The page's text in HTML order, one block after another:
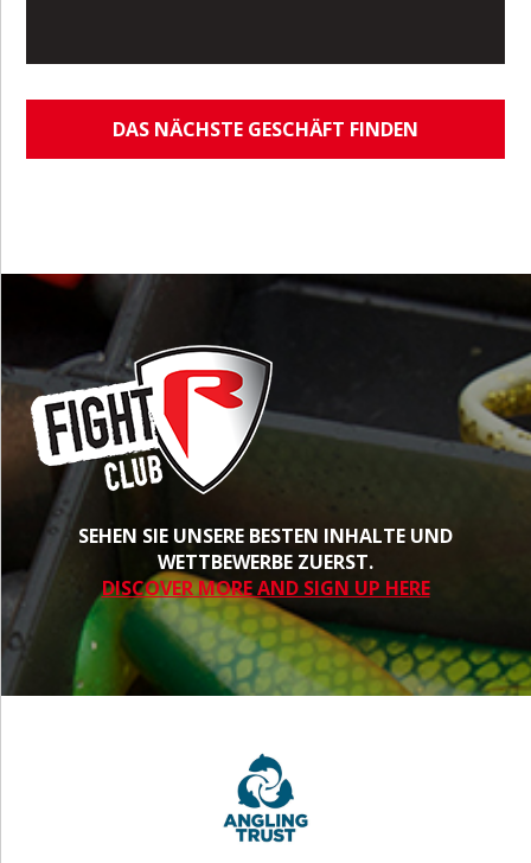
DAS NÄCHSTE GESCHÄFT FINDEN
SEHEN SIE UNSERE BESTEN INHALTE UND
WETTBEWERBE ZUERST.
DISCOVER MORE AND SIGN UP HERE